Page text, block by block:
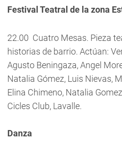
Festival Teatral de la zona
22.00  Cuatro Mesas. Pieza
historias de barrio. Actúan:
Agusto Beningaza, Angel
Natalia Gómez, Luis Nievas,
Elina Chimeno, Natalia
Cicles Club, Lavalle.
Danza